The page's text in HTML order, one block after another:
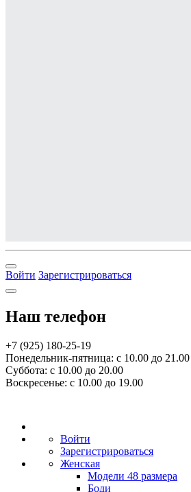
Войти Зарегистрироваться
Наш телефон
+7 (925) 180-25-19
Понедельник-пятница: с 10.00 до 21.00
Суббота: с 10.00 до 20.00
Воскресенье: с 10.00 до 19.00
Войти
Зарегистрироваться
Женская
Модели 48 размера
Боди